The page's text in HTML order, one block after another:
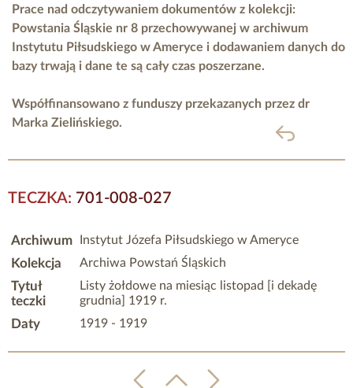
Prace nad odczytywaniem dokumentów z kolekcji:
Powstania Śląskie nr 8 przechowywanej w archiwum
Instytutu Piłsudskiego w Ameryce i dodawaniem danych do
bazy trwają i dane te są cały czas poszerzane.
Współfinansowano z funduszy przekazanych przez dr
Marka Zielińskiego.
powrót
TECZKA: 701-008-027
Archiwum Instytut Józefa Piłsudskiego w Ameryce
Kolekcja Archiwa Powstań Śląskich
Tytuł
teczki
Listy żołdowe na miesiąc listopad [i dekadę
grudnia] 1919 r.
Daty 1919 - 1919